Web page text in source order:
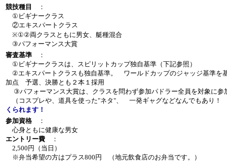
競技種目
：
①ビギナークラス
②エキスパートクラス
※①②両クラスともに男女、艇種混合
③パフォーマンス大賞
審査基準 ：
①ビギナークラスは、スピリットカップ独自基準（下記参照）
②エキスパートクラスも独自基準。 ワールドカップのジャッジ基準を
加点 予選、決勝とも２本１採用
③パフォーマンス大賞は、クラスを問わず参加パドラー全員を対象に参
（コスプレや、道具を使った"ネタ"、 一発ギャグなどなんでもあ
くられます！
参加資格 ：
心身ともに健康な男女
エントリー費 ：
2,500円（当日）
※弁当希望の方はプラス800円 （地元飲食店のお弁当です。）